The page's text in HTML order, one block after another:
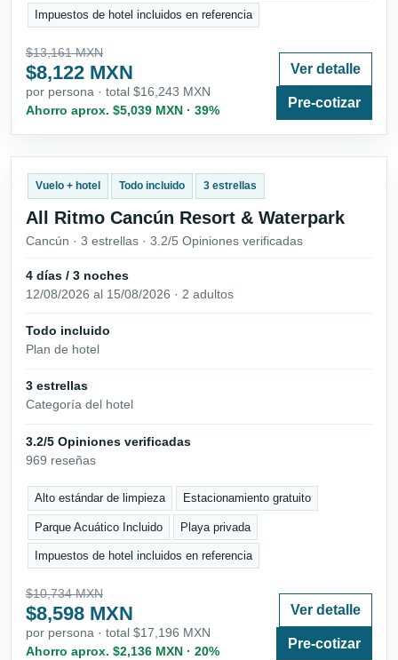
Impuestos de hotel incluidos en referencia
$13,161 MXN
$8,122 MXN
por persona · total $16,243 MXN
Ahorro aprox. $5,039 MXN · 39%
Ver detalle
Pre-cotizar
Vuelo + hotel Todo incluido 3 estrellas
All Ritmo Cancún Resort & Waterpark
Cancún · 3 estrellas · 3.2/5 Opiniones verificadas
4 días / 3 noches
12/08/2026 al 15/08/2026 · 2 adultos
Todo incluido
Plan de hotel
3 estrellas
Categoría del hotel
3.2/5 Opiniones verificadas
969 reseñas
Alto estándar de limpieza Estacionamiento gratuito
Parque Acuático Incluido Playa privada
Impuestos de hotel incluidos en referencia
$10,734 MXN
$8,598 MXN
por persona · total $17,196 MXN
Ahorro aprox. $2,136 MXN · 20%
Ver detalle
Pre-cotizar